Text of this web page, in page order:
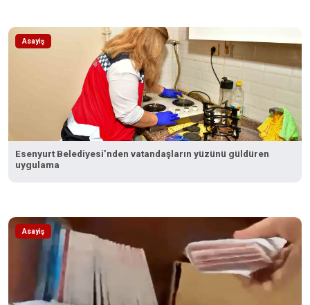
Asayiş
Esenyurt Belediyesi’nden vatandaşların yüzünü güldüren
uygulama
Asayiş